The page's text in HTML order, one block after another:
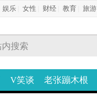
娱乐 女性 财经 教育 旅游
V笑谈 老张蹦木根